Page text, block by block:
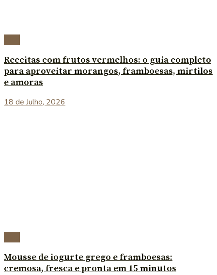
Receitas com frutos vermelhos: o guia completo
para aproveitar morangos, framboesas, mirtilos
e amoras
18 de Julho, 2026
Mousse de iogurte grego e framboesas:
cremosa, fresca e pronta em 15 minutos